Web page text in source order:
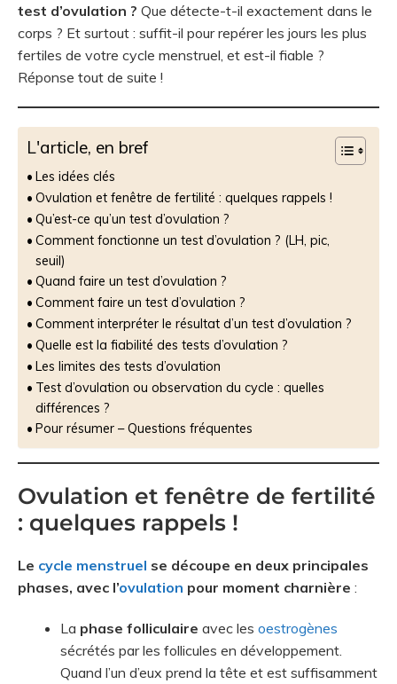
test d’ovulation ? Que détecte-t-il exactement dans le
corps ? Et surtout : suffit-il pour repérer les jours les plus
fertiles de votre cycle menstruel, et est-il fiable ?
Réponse tout de suite !
L'article, en bref
Les idées clés
Ovulation et fenêtre de fertilité : quelques rappels !
Qu’est-ce qu’un test d’ovulation ?
Comment fonctionne un test d’ovulation ? (LH, pic,
seuil)
Quand faire un test d’ovulation ?
Comment faire un test d’ovulation ?
Comment interpréter le résultat d’un test d’ovulation ?
Quelle est la fiabilité des tests d’ovulation ?
Les limites des tests d’ovulation
Test d’ovulation ou observation du cycle : quelles
différences ?
Pour résumer – Questions fréquentes
Ovulation et fenêtre de fertilité
: quelques rappels !
Le cycle menstruel se découpe en deux principales
phases, avec l’ovulation pour moment charnière :
La phase folliculaire avec les oestrogènes
sécrétés par les follicules en développement.
Quand l’un d’eux prend la tête et est suffisamment